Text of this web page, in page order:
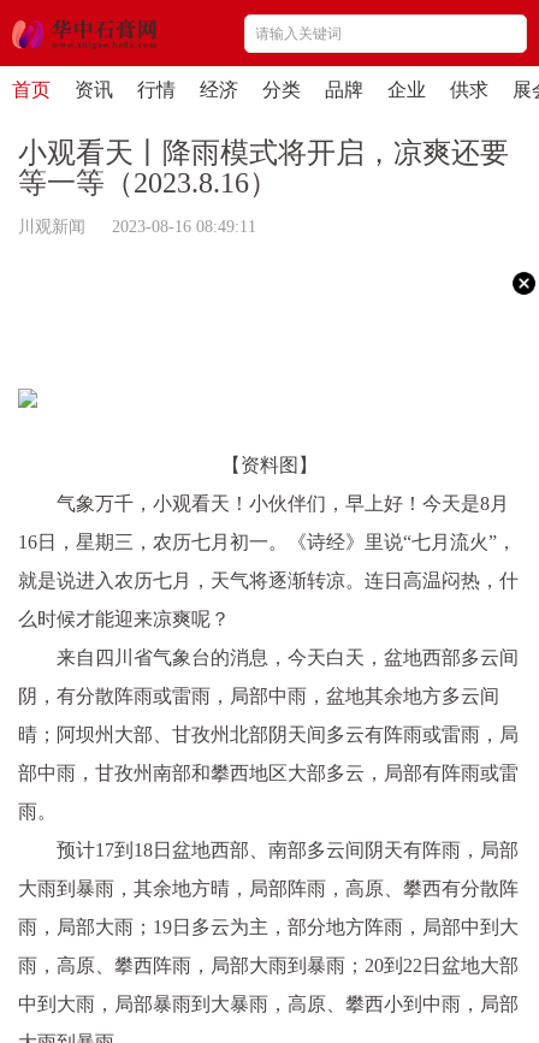
首页 资讯 行情 经济 分类 品牌 企业 供求 展
小观看天丨降雨模式将开启，凉爽还要
等一等（2023.8.16）
川观新闻 2023-08-16 08:49:11
【资料图】
气象万千，小观看天！小伙伴们，早上好！今天是8月
16日，星期三，农历七月初一。《诗经》里说“七月流火”，
就是说进入农历七月，天气将逐渐转凉。连日高温闷热，什
么时候才能迎来凉爽呢？
来自四川省气象台的消息，今天白天，盆地西部多云间
阴，有分散阵雨或雷雨，局部中雨，盆地其余地方多云间
晴；阿坝州大部、甘孜州北部阴天间多云有阵雨或雷雨，局
部中雨，甘孜州南部和攀西地区大部多云，局部有阵雨或雷
雨。
预计17到18日盆地西部、南部多云间阴天有阵雨，局部
大雨到暴雨，其余地方晴，局部阵雨，高原、攀西有分散阵
雨，局部大雨；19日多云为主，部分地方阵雨，局部中到大
雨，高原、攀西阵雨，局部大雨到暴雨；20到22日盆地大部
中到大雨，局部暴雨到大暴雨，高原、攀西小到中雨，局部